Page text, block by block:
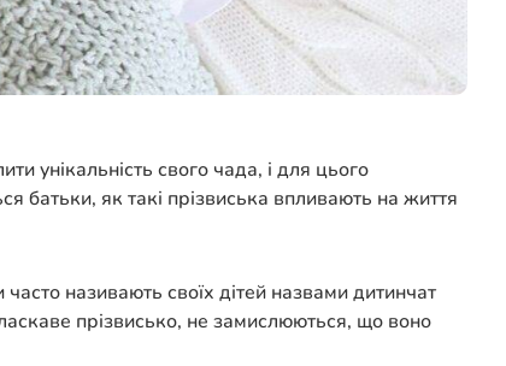
унікальність свого чада, і для цього
батьки, як такі прізвиська впливають на життя
часто називають своїх дітей назвами дитинчат
прізвисько, не замислюються, що воно